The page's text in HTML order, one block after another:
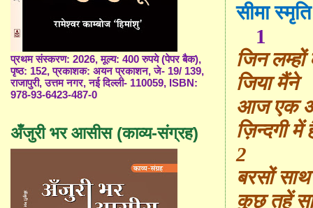
सीमा स्मृति
1
जिन लम्हों
जिया मैंने
आज एक
ज़िन्दगी में
2
बरसों
कुछ तहें
प्रथम संस्करण: 2026, मूल्य: 400 रुपये (पेपर बैक),
पृष्ठ: 152, प्रकाशक: अयन प्रकाशन, जे- 19/ 139,
राजापुरी, उत्तम नगर, नई दिल्ली- 110059, ISBN:
978-93-6423-487-0
अँजुरी भर आसीस (काव्य-संग्रह)